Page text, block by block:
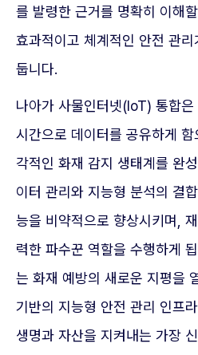
를 발령한 근거를 명확히 이해
효과적이고 체계적인 안전 관
둡니다.
나아가 사물인터넷(IoT) 통합
시간으로 데이터를 공유하게
각적인 화재 감지 생태계를 완
이터 관리와 지능형 분석의 결
능을 비약적으로 향상시키며,
력한 파수꾼 역할을 수행하게
는 화재 예방의 새로운 지평을
기반의 지능형 안전 관리 인프
생명과 자산을 지켜내는 가장